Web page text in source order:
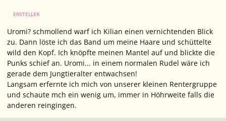
ERSTELLER
Uromi? schmollend warf ich Kilian einen vernichtenden Blick
zu. Dann löste ich das Band um meine Haare und schüttelte
wild den Kopf. Ich knöpfte meinen Mantel auf und blickte die
Punks schief an. Uromi... in einem normalen Rudel wäre ich
gerade dem Jungtieralter entwachsen!
Langsam erfernte ich mich von unserer kleinen Rentergruppe
und schaute mch ein wenig um, immer in Höhrweite falls die
anderen reingingen.